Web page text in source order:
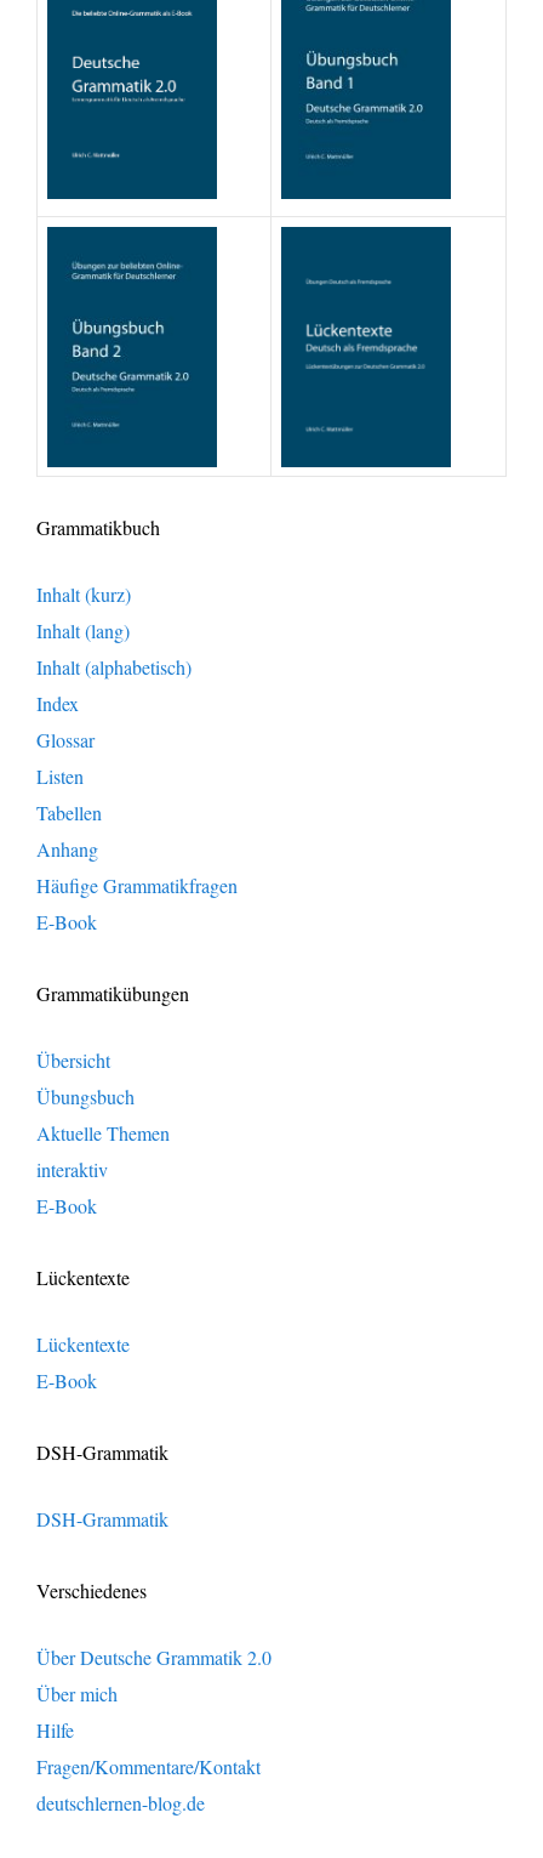
Grammatikbuch
Inhalt (kurz)
Inhalt (lang)
Inhalt (alphabetisch)
Index
Glossar
Listen
Tabellen
Anhang
Häufige Grammatikfragen
E-Book
Grammatikübungen
Übersicht
Übungsbuch
Aktuelle Themen
interaktiv
E-Book
Lückentexte
Lückentexte
E-Book
DSH-Grammatik
DSH-Grammatik
Verschiedenes
Über Deutsche Grammatik 2.0
Über mich
Hilfe
Fragen/Kommentare/Kontakt
deutschlernen-blog.de